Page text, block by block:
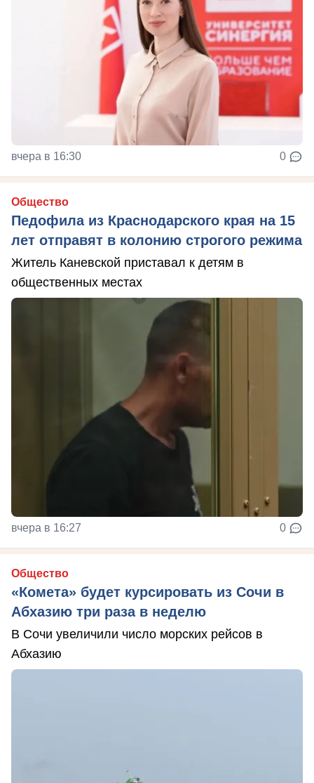
вчера в 16:30 0
Общество
Педофила из Краснодарского края на 15
лет отправят в колонию строгого режима
Житель Каневской приставал к детям в
общественных местах
вчера в 16:27 0
Общество
«Комета» будет курсировать из Сочи в
Абхазию три раза в неделю
В Сочи увеличили число морских рейсов в
Абхазию